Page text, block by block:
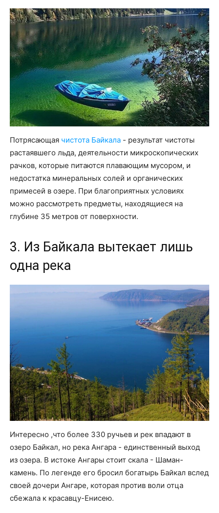
Потрясающая чистота Байкала - результат чистоты
растаявшего льда, деятельности микроскопических
рачков, которые питаются плавающим мусором, и
недостатка минеральных солей и органических
примесей в озере. При благоприятных условиях
можно рассмотреть предметы, находящиеся на
глубине 35 метров от поверхности.
3. Из Байкала вытекает лишь
одна река
Интересно ,что более 330 ручьев и рек впадают в
озеро Байкал, но река Ангара - единственный выход
из озера. В истоке Ангары стоит скала - Шаман-
камень. По легенде его бросил богатырь Байкал вслед
своей дочери Ангаре, которая против воли отца
сбежала к красавцу-Енисею.